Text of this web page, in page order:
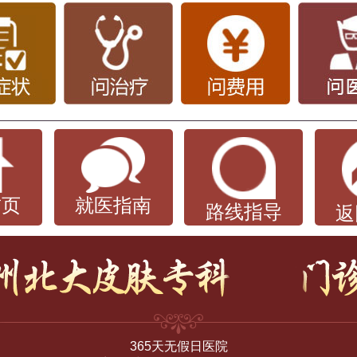
就医指南 路线指导
365天无假日医院